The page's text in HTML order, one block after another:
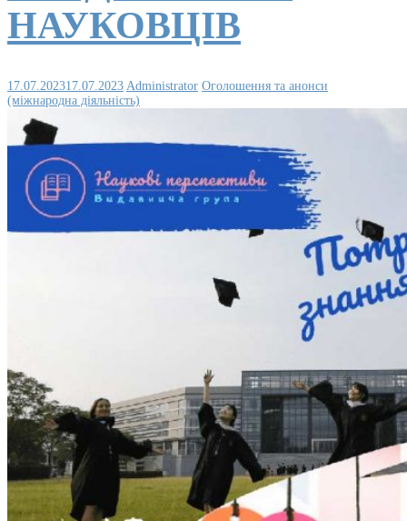
НАУКОВЦІВ
17.07.202317.07.2023 Administrator Оголошення та анонси
(міжнародна діяльність)